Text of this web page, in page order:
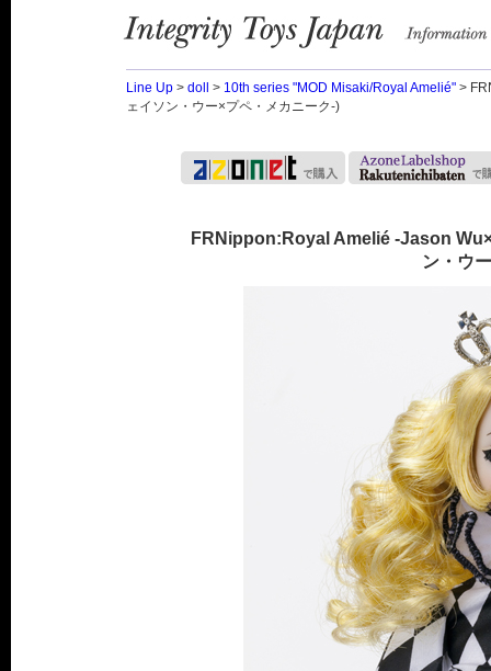
Integrity Toys Japan
information
Line Up > doll > 10th series "MOD Misaki/Royal Amelié" >
ェイソン・ウー×プペ・メカニーク-)
FRNippon:Royal Amelié -Jason
ン・ウ